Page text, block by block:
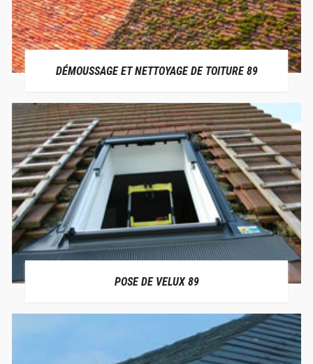
DÉMOUSSAGE ET NETTOYAGE DE TOITURE 89
POSE DE VELUX 89